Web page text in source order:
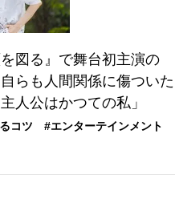
を図る』で舞台初主演の
らも人間関係に傷ついた
人公はかつての私」
コツ
#エンターテインメント